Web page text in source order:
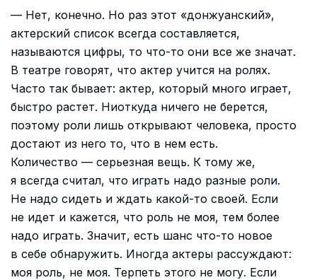
— Нет, конечно. Но раз этот «донжуанский»,
актерский список всегда составляется,
называются цифры, то что-то они все же значат.
В театре говорят, что актер учится на ролях.
Часто так бывает: актер, который много играет,
быстро растет. Ниоткуда ничего не берется,
поэтому роли лишь открывают человека, просто
достают из него то, что в нем есть.
Количество — серьезная вещь. К тому же,
я всегда считал, что играть надо разные роли.
Не надо сидеть и ждать какой-то своей. Если
не идет и кажется, что роль не моя, тем более
надо играть. Значит, есть шанс что-то новое
в себе обнаружить. Иногда актеры рассуждают:
моя роль, не моя. Терпеть этого не могу. Если